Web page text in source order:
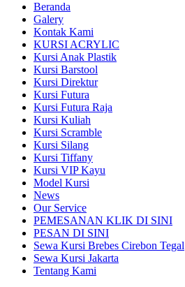
Beranda
Galery
Kontak Kami
KURSI ACRYLIC
Kursi Anak Plastik
Kursi Barstool
Kursi Direktur
Kursi Futura
Kursi Futura Raja
Kursi Kuliah
Kursi Scramble
Kursi Silang
Kursi Tiffany
Kursi VIP Kayu
Model Kursi
News
Our Service
PEMESANAN KLIK DI SINI
PESAN DI SINI
Sewa Kursi Brebes Cirebon Tegal
Sewa Kursi Jakarta
Tentang Kami